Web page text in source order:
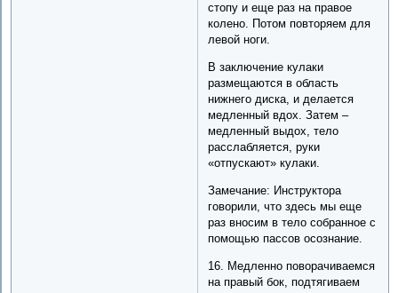
стопу и еще раз на правое
колено. Потом повторяем для
левой ноги.
В заключение кулаки
размещаются в область
нижнего диска, и делается
медленный вдох. Затем –
медленный выдох, тело
расслабляется, руки
«отпускают» кулаки.
Замечание: Инструктора
говорили, что здесь мы еще
раз вносим в тело собранное с
помощью пассов осознание.
16. Медленно поворачиваемся
на правый бок, подтягиваем